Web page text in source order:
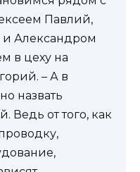
Павлий,
Александром
в цеху на
– А в
назвать
Ведь от того, как